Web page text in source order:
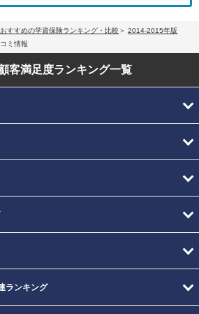
おすすめの学資保険ランキング・比較
2014-2015年版
ミ情報
客満足度ランキング一覧
ランキング